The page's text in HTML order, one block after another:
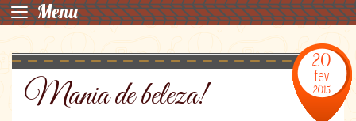
≡ Menu
20
fev
2015
Mania de beleza!